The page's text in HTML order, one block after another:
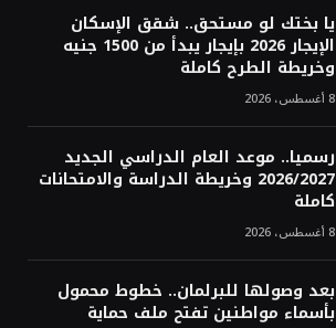
يا بختك لو مستحق.. شقق الإسكان
الإيجار 2026 بإيجار يبدأ من 1500 جنيه
وخريطة الطرح كاملة
8 أغسطس، 2026
رسميا.. موعد العام الدراسي الجديد
2026/2027 وخريطة الدراسة والامتحانات
كاملة
8 أغسطس، 2026
بعد وصولها للبرلمان.. خطوط محمول
بأسماء مواطنين تفتح ملف حماية